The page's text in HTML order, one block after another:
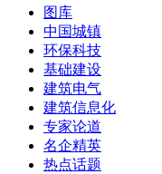
图库
中国城镇
环保科技
基础建设
建筑电气
建筑信息化
专家论道
名企精英
热点话题